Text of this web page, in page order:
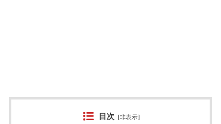
目次 [非表示]